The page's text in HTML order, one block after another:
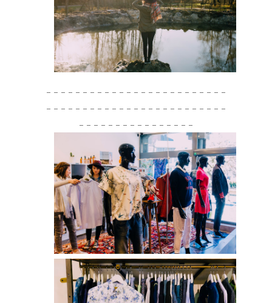
– – – – – – – – – – – – – – – – – – – – – – – – –
– – – – – – – – – – – – – – – – – – – – – – – – –
– – – – – – – – – – – – – – – –